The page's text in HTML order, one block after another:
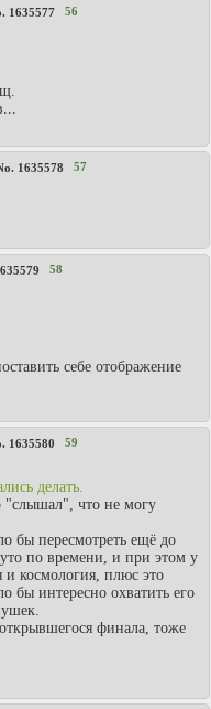
1635577 56
1635578 57
58
себе отображение
1635580 59
делать.
"слышал", что не могу
бы пересмотреть ещё до
по времени, и при этом у
и космология, плюс это
бы интересно охватить его
финала, тоже